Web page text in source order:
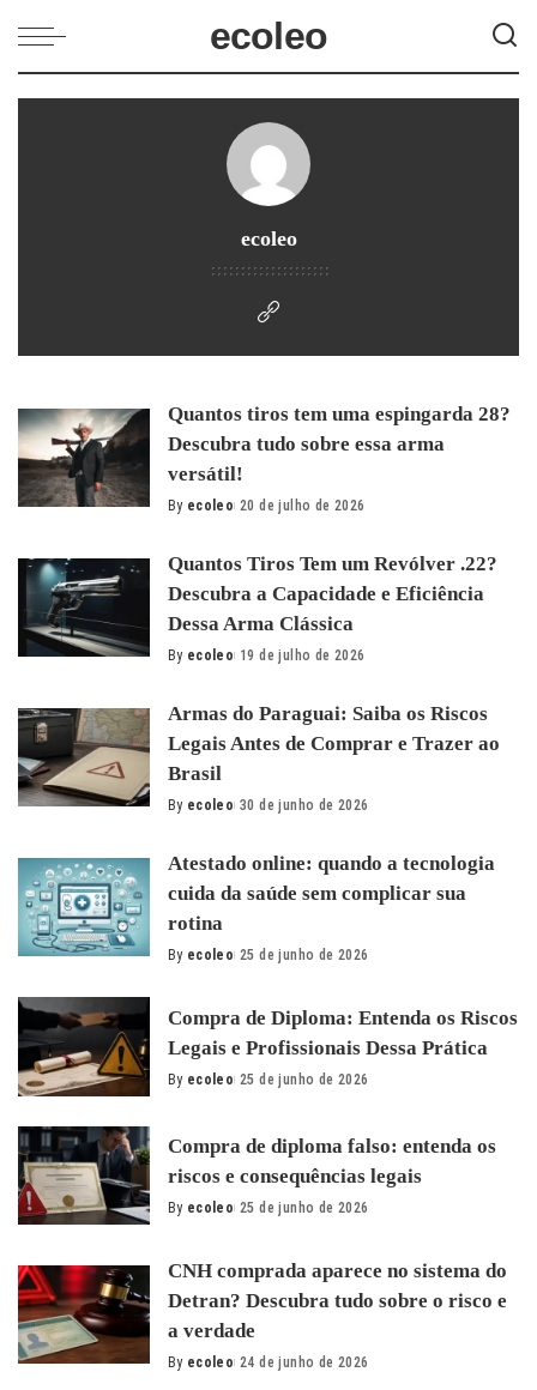
ecoleo
ecoleo
Quantos tiros tem uma espingarda 28?
Descubra tudo sobre essa arma
versátil!
Posted
By ecoleo 20 de julho de 2026
Quantos Tiros Tem um Revólver .22?
Descubra a Capacidade e Eficiência
Dessa Arma Clássica
Posted
By ecoleo 19 de julho de 2026
Armas do Paraguai: Saiba os Riscos
Legais Antes de Comprar e Trazer ao
Brasil
Posted
By ecoleo 30 de junho de 2026
Atestado online: quando a tecnologia
cuida da saúde sem complicar sua
rotina
Posted
By ecoleo 25 de junho de 2026
Compra de Diploma: Entenda os Riscos
Legais e Profissionais Dessa Prática
Posted
By ecoleo 25 de junho de 2026
Compra de diploma falso: entenda os
riscos e consequências legais
Posted
By ecoleo 25 de junho de 2026
CNH comprada aparece no sistema do
Detran? Descubra tudo sobre o risco e
a verdade
Posted
By ecoleo 24 de junho de 2026